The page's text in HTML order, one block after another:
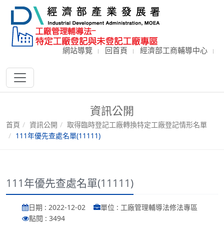
網站導覽 回首頁 經濟部工商輔導中心
資訊公開
首頁 資訊公開
取得臨時登記工廠轉換特定工廠登記情形名單
111年優先查處名單(11111)
111年優先查處名單(11111)
日期 : 2022-12-02
單位 : 工廠管理輔導法修法專區
點閱 : 3494